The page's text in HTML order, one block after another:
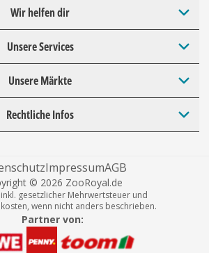
Wir helfen dir
Unsere Services
Unsere Märkte
Rechtliche Infos
ImpressumAGB
© 2026 ZooRoyal.de
gesetzlicher Mehrwertsteuer und
wenn nicht anders beschrieben.
Partner von: